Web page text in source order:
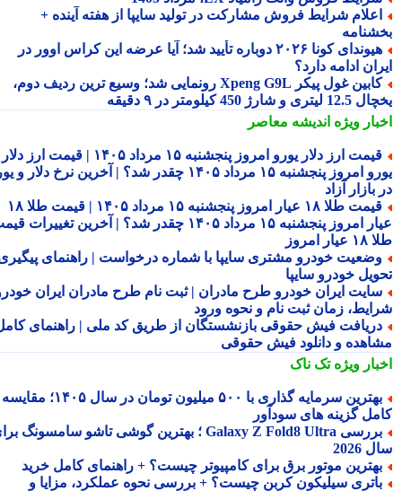
شرایط فروش مشارکت در تولید سایپا از هفته آینده +
هیوندای کونا ۲۰۲۶ دوباره تأیید شد؛ آیا عرضه این کراس اوور در
ادامه دارد؟
کابین غول پیکر Xpeng G9L رونمایی شد؛ وسیع ترین ردیف دوم،
و شارژ 450 کیلومتر در ۹ دقیقه
ویژهاندیشه معاصر
قیمت ارز دلار یورو امروز پنجشنبه ۱۵ مرداد ۱۴۰۵ | قیمت ارز دلار
یورو امروز پنجشنبه ۱۵ مرداد ۱۴۰۵ چقدر شد؟ | آخرین نرخ دلار و یورو
آزاد
قیمت طلا ۱۸ عیار امروز پنجشنبه ۱۵ مرداد ۱۴۰۵ | قیمت طلا ۱۸
عیار امروز پنجشنبه ۱۵ مرداد ۱۴۰۵ چقدر شد؟ | آخرین تغییرات قیمت
امروز
خودرو مشتری سایپا با شماره درخواست | راهنمای پیگیری
خودرو سایپا
ایران خودرو طرح مادران | ثبت نام طرح مادران ایران خودرو،
زمان ثبت نام و نحوه ورود
فیش حقوقی بازنشستگان از طریق کد ملی | راهنمای کامل
و دانلود فیش حقوقی
ویژهتک ناک
بهترین سرمایه گذاری با ۵۰۰ میلیون تومان در سال ۱۴۰۵؛ مقایسه
گزینه های سودآور
بررسی Galaxy Z Fold8 Ultra ؛ بهترین گوشی تاشو سامسونگ برای
2026
موتور برق برای کامپیوتر چیست؟ + راهنمای کامل خرید
سیلیکون کربن چیست؟ + بررسی نحوه عملکرد، مزایا و